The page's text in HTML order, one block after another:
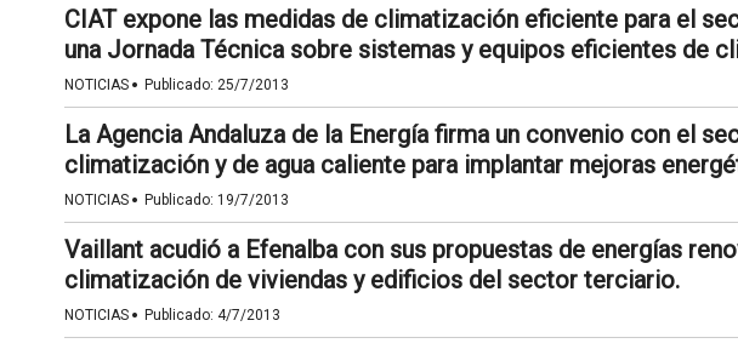
CIAT expone las medidas de climatización eficiente para el
una Jornada Técnica sobre sistemas y equipos eficientes de
NOTICIAS · Publicado: 25/7/2013
La Agencia Andaluza de la Energía firma un convenio con el
climatización y de agua caliente para implantar mejoras
NOTICIAS · Publicado: 19/7/2013
Vaillant acudió a Efenalba con sus propuestas de energías
climatización de viviendas y edificios del sector terciario.
NOTICIAS · Publicado: 4/7/2013